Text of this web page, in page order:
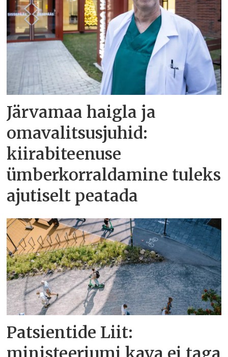
Järvamaa haigla ja
omavalitsusjuhid:
kiirabiteenuse
ümberkorraldamine tuleks
ajutiselt peatada
Patsientide Liit: